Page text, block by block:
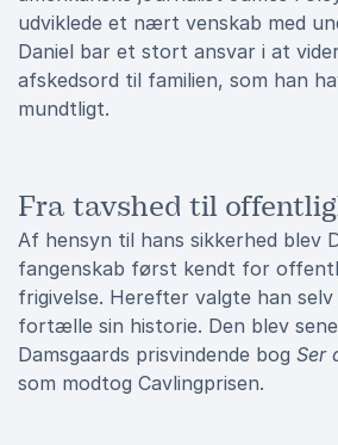
udviklede et nært venskab med
Daniel bar et stort ansvar i at
afskedsord til familien, som han
mundtligt.
Fra tavshed til
Af hensyn til hans sikkerhed blev
fangenskab først kendt for
frigivelse. Herefter valgte han
fortælle sin historie. Den blev
Damsgaards prisvindende bog Ser
som modtog Cavlingprisen.